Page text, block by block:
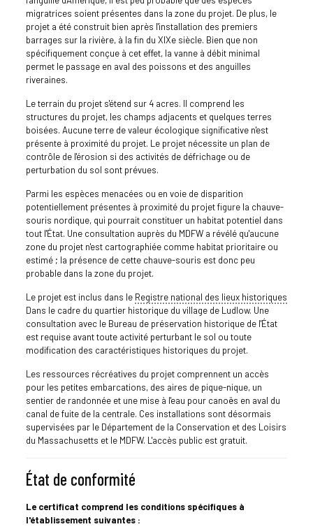
migratrices soient présentes dans la zone du projet. De plus, le
projet a été construit bien après l'installation des premiers
barrages sur la rivière, à la fin du XIXe siècle. Bien que non
spécifiquement conçue à cet effet, la vanne à débit minimal
permet le passage en aval des poissons et des anguilles
riveraines.
Le terrain du projet s'étend sur 4 acres. Il comprend les
structures du projet, les champs adjacents et quelques terres
boisées. Aucune terre de valeur écologique significative n'est
présente à proximité du projet. Le projet nécessite un plan de
contrôle de l'érosion si des activités de défrichage ou de
perturbation du sol sont prévues.
Parmi les espèces menacées ou en voie de disparition
potentiellement présentes à proximité du projet figure la chauve-
souris nordique, qui pourrait constituer un habitat potentiel dans
tout l'État. Une consultation auprès du MDFW a révélé qu'aucune
zone du projet n'est cartographiée comme habitat prioritaire ou
estimé ; la présence de cette chauve-souris est donc peu
probable dans la zone du projet.
Le projet est inclus dans le Registre national des lieux historiques
Dans le cadre du quartier historique du village de Ludlow. Une
consultation avec le Bureau de préservation historique de l'État
est requise avant toute activité perturbant le sol ou toute
modification des caractéristiques historiques du projet.
Les ressources récréatives du projet comprennent un accès
pour les petites embarcations, des aires de pique-nique, un
sentier de randonnée et une mise à l'eau pour canoës en aval du
canal de fuite de la centrale. Ces installations sont désormais
supervisées par le Département de la Conservation et des Loisirs
du Massachusetts et le MDFW. L'accès public est gratuit.
État de conformité
Le certificat comprend les conditions spécifiques à
l'établissement suivantes :